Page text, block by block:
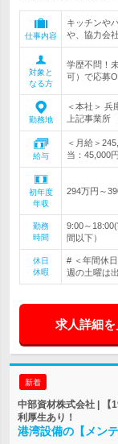
仕事内容
キッチンや
や、協力会
対象と
なる方
学歴不問！
可）で応募
勤務地
＜本社＞ 兵
上記事業所
給与
＜月給＞
当：45,000
初年度
年収
294万円～
勤務
時間
9:00～
間以下）
休日
休暇
# ＜年間休
週の土曜は
求人詳細を
新着
中部資材株式会社 | 【
利厚生あり！
港湾設備の【メン